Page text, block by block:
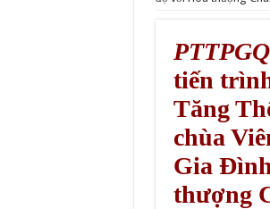
tiến
Tăng
chùa
Gia
thượng